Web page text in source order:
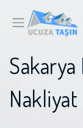
Sakarya
Nakliyat